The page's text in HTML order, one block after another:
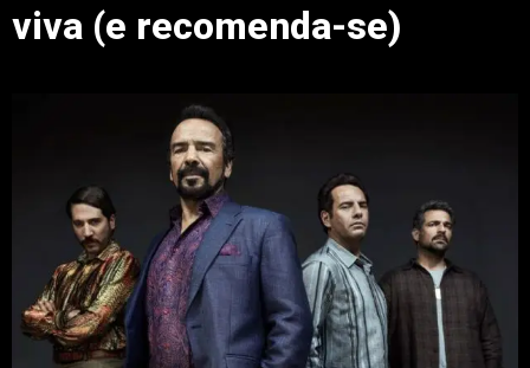
viva (e recomenda-se)